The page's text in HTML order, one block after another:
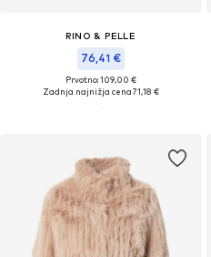
RINO & PELLE
76,41 €
Prvotno: 109,00 €
Zadnja najnižja cena71,18 €